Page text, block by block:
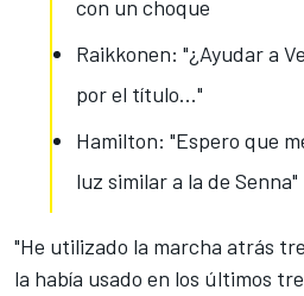
con un choque
Raikkonen: "¿Ayudar a
por el título..."
Hamilton: "Espero que
luz similar a la de Senna"
"He utilizado la marcha atrás
la había usado en los últimos